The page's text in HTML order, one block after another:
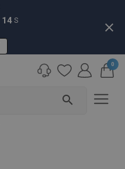
13 S close
search
0